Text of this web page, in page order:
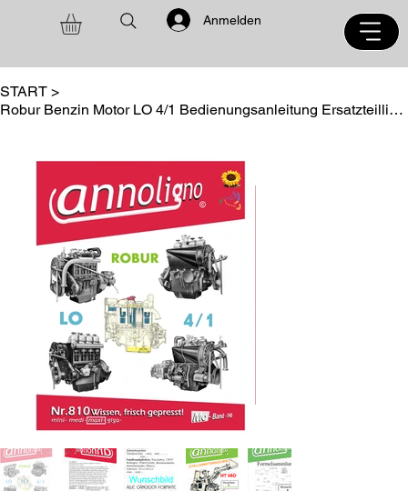
Anmelden
START >
Robur Benzin Motor LO 4/1 Bedienungsanleitung Ersatzteilliste Reparaturanleitung